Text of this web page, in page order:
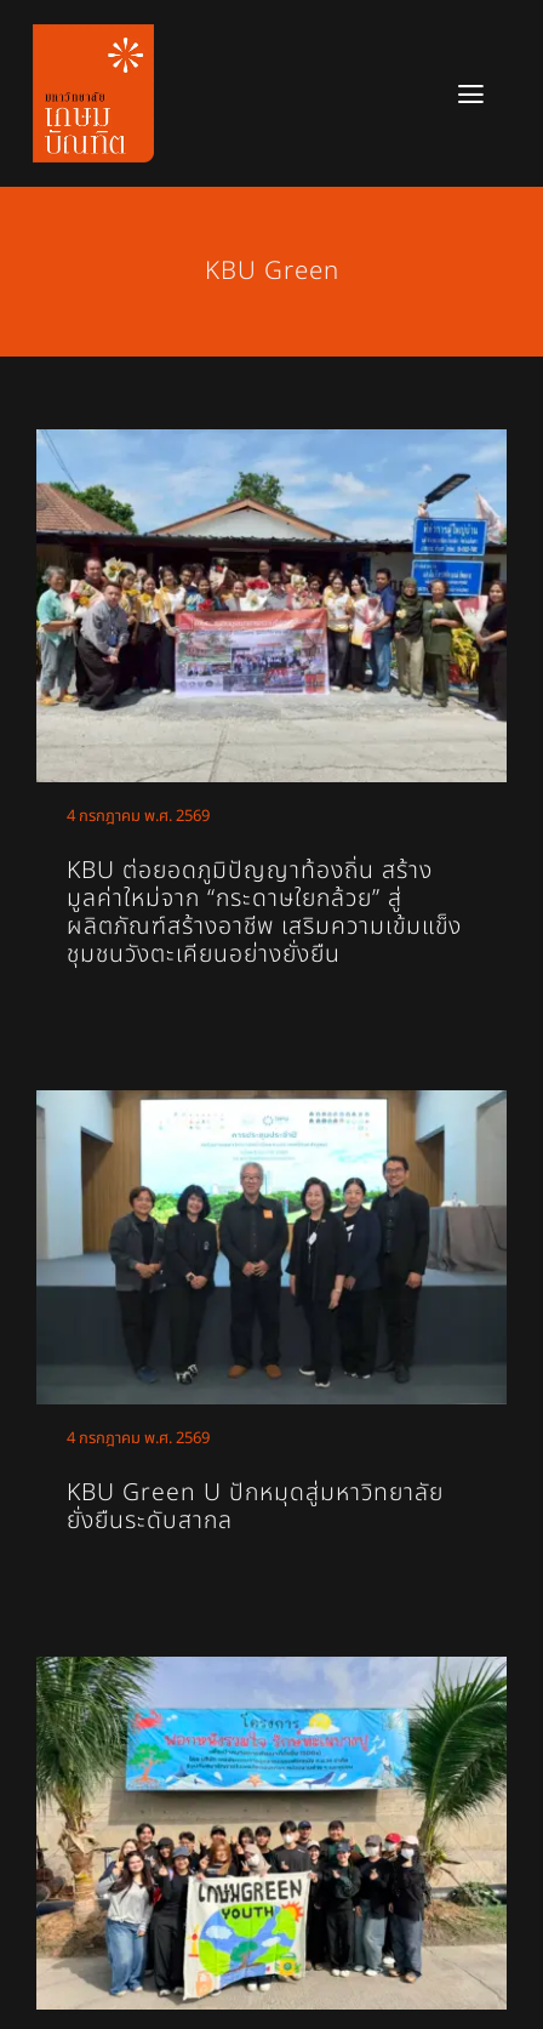
Skip
content
หลักสูตร
สมัครเรียน
KBU Green
4 กรกฎาคม พ.ศ. 2569
KBU ต่อยอดภูมิปัญญาท้องถิ่น สร้าง
มูลค่าใหม่จาก “กระดาษใยกล้วย” สู่
ผลิตภัณฑ์สร้างอาชีพ เสริมความเข้มแข็ง
ชุมชนวังตะเคียนอย่างยั่งยืน
4 กรกฎาคม พ.ศ. 2569
KBU Green U ปักหมุดสู่มหาวิทยาลัย
ยั่งยืนระดับสากล